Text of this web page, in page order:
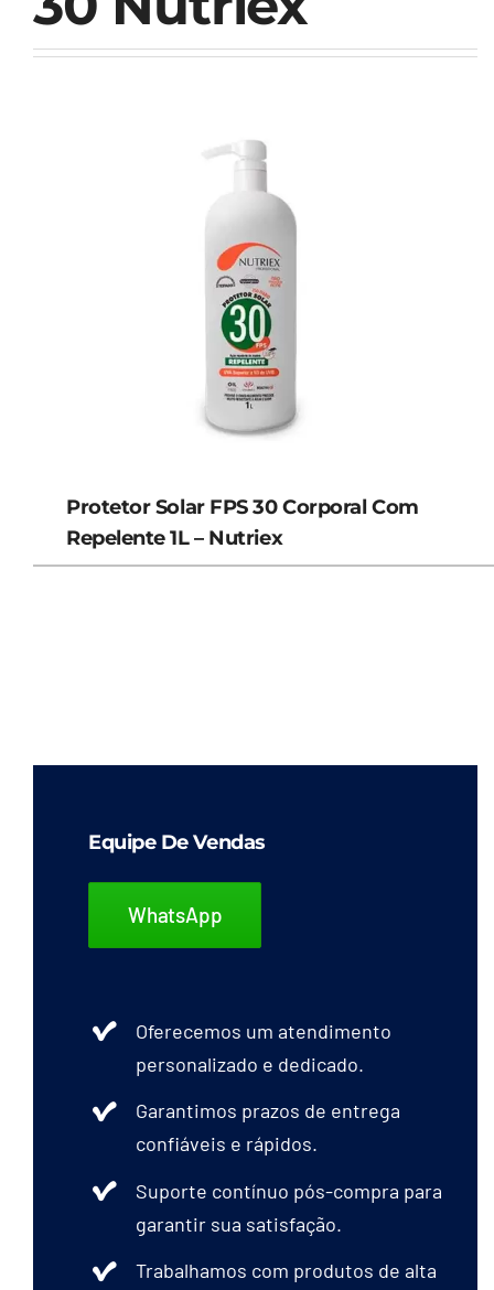
Protetor Solar FPS 30 Corporal Com
Repelente 1L – Nutriex
Equipe De Vendas
WhatsApp
Oferecemos um atendimento
personalizado e dedicado.
Garantimos prazos de entrega
confiáveis e rápidos.
Suporte contínuo pós-compra para
garantir sua satisfação.
Trabalhamos com produtos de alta